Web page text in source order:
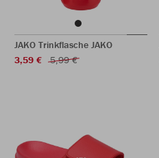
JAKO Trinkflasche JAKO
3,59 €
5,99 €